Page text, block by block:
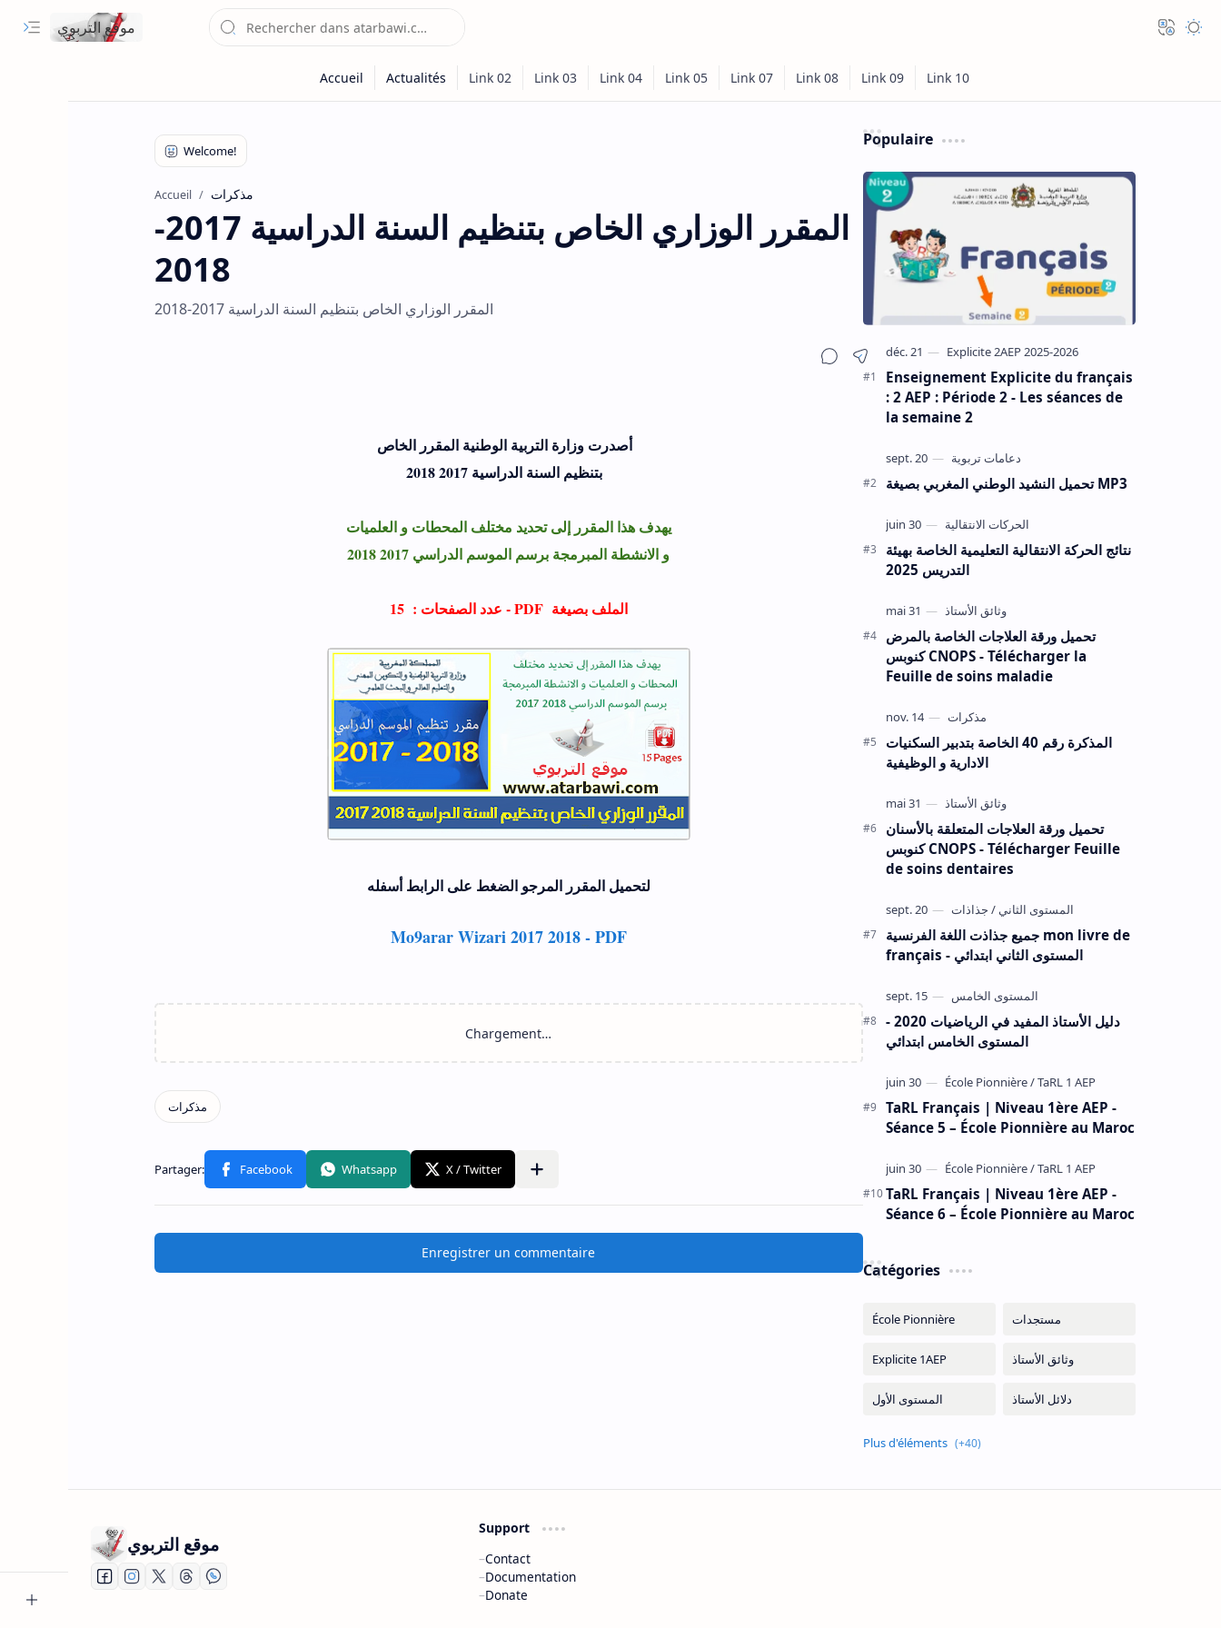
موقع التربوي
Accueil مذكرات
المقرر الوزاري الخاص بتنظيم السنة الدراسية 2017-
2018
المقرر الوزاري الخاص بتنظيم السنة الدراسية 2017-2018
أصدرت وزارة التربية الوطنية المقرر الخاص
بتنظيم السنة الدراسية 2017 2018
يهدف هذا المقرر إلى تحديد مختلف المحطات و العلميات
و الانشطة المبرمجة برسم الموسم الدراسي 2017 2018
الملف بصيغة PDF - عدد الصفحات : 15
لتحميل المقرر المرجو الضغط على الرابط أسفله
Mo9arar Wizari 2017 2018 - PDF
Enregistrer un commentaire
Populaire
Enseignement Explicite du français
: 2 AEP : Période 2 - Les séances de
la semaine 2
تحميل النشيد الوطني المغربي بصيغة MP3
نتائج الحركة الانتقالية التعليمية الخاصة بهيئة
التدريس 2025
تحميل ورقة العلاجات الخاصة بالمرض
كنوبس CNOPS - Télécharger la
Feuille de soins maladie
المذكرة رقم 40 الخاصة بتدبير السكنيات
الادارية و الوظيفية
تحميل ورقة العلاجات المتعلقة بالأسنان
كنوبس CNOPS - Télécharger Feuille
de soins dentaires
جميع جذاذت اللغة الفرنسية mon livre de
français - المستوى الثاني ابتدائي
دليل الأستاذ المفيد في الرياضيات 2020 -
المستوى الخامس ابتدائي
TaRL Français | Niveau 1ère AEP -
Séance 5 – École Pionnière au Maroc
TaRL Français | Niveau 1ère AEP -
Séance 6 – École Pionnière au Maroc
Catégories
موقع التربوي
Support
Contact
Documentation
Donate